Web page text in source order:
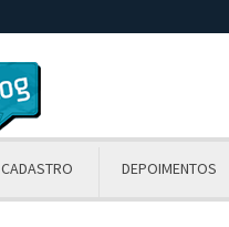
CADASTRO DEPOIMENTOS